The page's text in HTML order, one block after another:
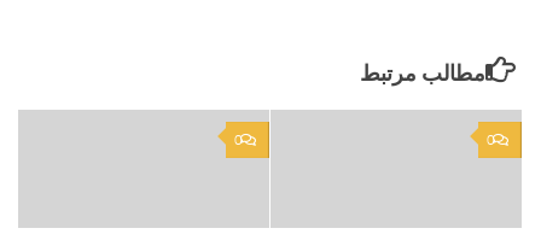
مطالب مرتبط
0 0